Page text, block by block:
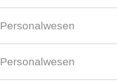
Personalwesen
Personalwesen